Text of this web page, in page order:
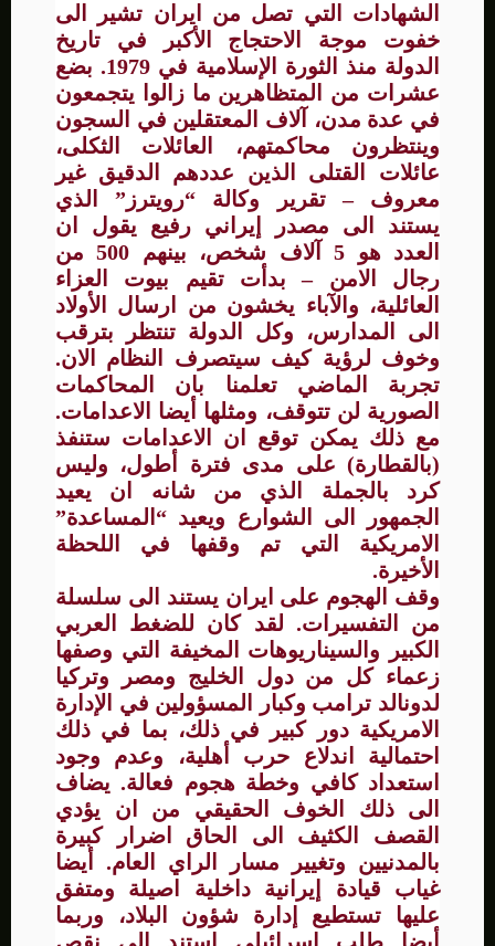
الشهادات التي تصل من ايران تشير الى
خفوت موجة الاحتجاج الأكبر في تاريخ
الدولة منذ الثورة الإسلامية في 1979. بضع
عشرات من المتظاهرين ما زالوا يتجمعون
في عدة مدن، آلاف المعتقلين في السجون
وينتظرون محاكمتهم، العائلات الثكلى،
عائلات القتلى الذين عددهم الدقيق غير
معروف – تقرير وكالة “رويترز” الذي
يستند الى مصدر إيراني رفيع يقول ان
العدد هو 5 آلاف شخص، بينهم 500 من
رجال الامن – بدأت تقيم بيوت العزاء
العائلية، والآباء يخشون من ارسال الأولاد
الى المدارس، وكل الدولة تنتظر بترقب
وخوف لرؤية كيف سيتصرف النظام الان.
تجربة الماضي تعلمنا بان المحاكمات
الصورية لن تتوقف، ومثلها أيضا الاعدامات.
مع ذلك يمكن توقع ان الاعدامات ستنفذ
(بالقطارة) على مدى فترة أطول، وليس
كرد بالجملة الذي من شانه ان يعيد
الجمهور الى الشوارع ويعيد “المساعدة”
الامريكية التي تم وقفها في اللحظة
الأخيرة.
وقف الهجوم على ايران يستند الى سلسلة
من التفسيرات. لقد كان للضغط العربي
الكبير والسيناريوهات المخيفة التي وصفها
زعماء كل من دول الخليج ومصر وتركيا
لدونالد ترامب وكبار المسؤولين في الإدارة
الامريكية دور كبير في ذلك، بما في ذلك
احتمالية اندلاع حرب أهلية، وعدم وجود
استعداد كافي وخطة هجوم فعالة. يضاف
الى ذلك الخوف الحقيقي من ان يؤدي
القصف الكثيف الى الحاق اضرار كبيرة
بالمدنيين وتغيير مسار الراي العام. أيضا
غياب قيادة إيرانية داخلية اصيلة ومتفق
عليها تستطيع إدارة شؤون البلاد، وربما